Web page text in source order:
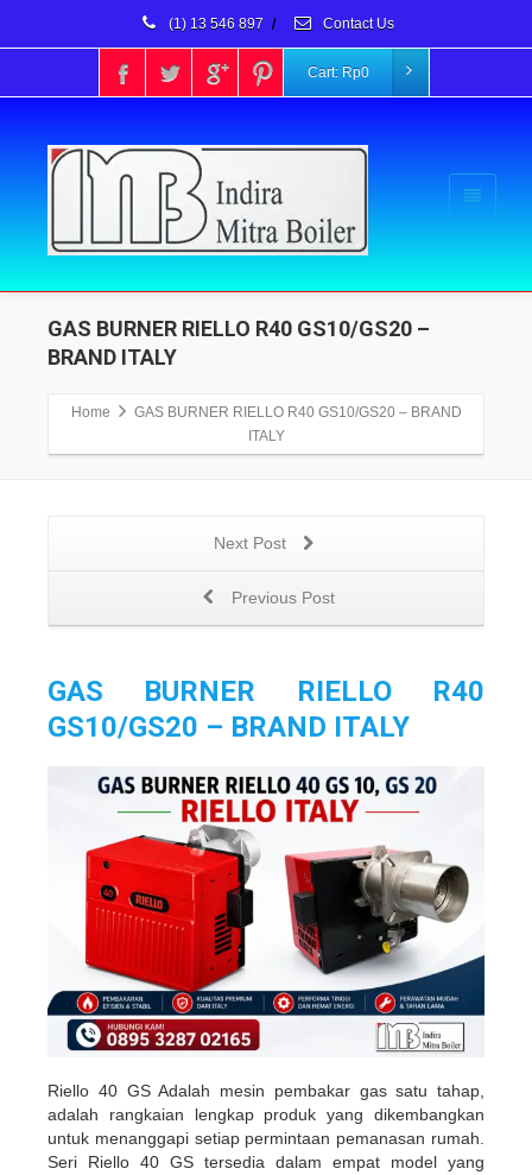
(1) 13 546 897 / Contact Us
Cart: Rp0
GAS BURNER RIELLO R40 GS10/GS20 –
BRAND ITALY
Home
GAS BURNER RIELLO R40 GS10/GS20 – BRAND
ITALY
Next Post
Previous Post
GAS BURNER RIELLO R40
GS10/GS20 – BRAND ITALY
Riello 40 GS Adalah mesin pembakar gas satu tahap,
adalah rangkaian lengkap produk yang dikembangkan
untuk menanggapi setiap permintaan pemanasan rumah.
Seri Riello 40 GS tersedia dalam empat model yang